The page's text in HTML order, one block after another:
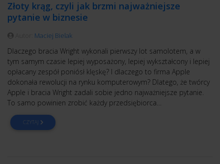
Złoty krąg, czyli jak brzmi najważniejsze
pytanie w biznesie
Maciej Bielak
Dlaczego bracia Wright wykonali pierwszy lot samolotem, a w
tym samym czasie lepiej wyposażony, lepiej wykształcony i lepiej
opłacany zespół poniósł klęskę? I dlaczego to firma Apple
dokonała rewolucji na rynku komputerowym? Dlatego, że twórcy
Apple i bracia Wright zadali sobie jedno najważniejsze pytanie.
To samo powinien zrobić każdy przedsiębiorca…
CZYTAJ